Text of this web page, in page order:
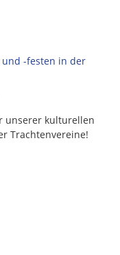
und -festen in der
unserer kulturellen
Trachtenvereine!